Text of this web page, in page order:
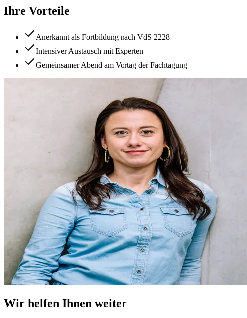
Ihre Vorteile
Anerkannt als Fortbildung nach VdS 2228
Intensiver Austausch mit Experten
Gemeinsamer Abend am Vortag der Fachtagung
Wir helfen Ihnen weiter